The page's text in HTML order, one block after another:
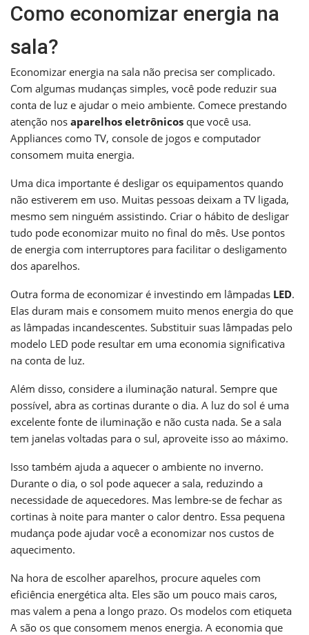
Como economizar energia na
sala?
Economizar energia na sala não precisa ser complicado.
Com algumas mudanças simples, você pode reduzir sua
conta de luz e ajudar o meio ambiente. Comece prestando
atenção nos aparelhos eletrônicos que você usa.
Appliances como TV, console de jogos e computador
consomem muita energia.
Uma dica importante é desligar os equipamentos quando
não estiverem em uso. Muitas pessoas deixam a TV ligada,
mesmo sem ninguém assistindo. Criar o hábito de desligar
tudo pode economizar muito no final do mês. Use pontos
de energia com interruptores para facilitar o desligamento
dos aparelhos.
Outra forma de economizar é investindo em lâmpadas LED.
Elas duram mais e consomem muito menos energia do que
as lâmpadas incandescentes. Substituir suas lâmpadas pelo
modelo LED pode resultar em uma economia significativa
na conta de luz.
Além disso, considere a iluminação natural. Sempre que
possível, abra as cortinas durante o dia. A luz do sol é uma
excelente fonte de iluminação e não custa nada. Se a sala
tem janelas voltadas para o sul, aproveite isso ao máximo.
Isso também ajuda a aquecer o ambiente no inverno.
Durante o dia, o sol pode aquecer a sala, reduzindo a
necessidade de aquecedores. Mas lembre-se de fechar as
cortinas à noite para manter o calor dentro. Essa pequena
mudança pode ajudar você a economizar nos custos de
aquecimento.
Na hora de escolher aparelhos, procure aqueles com
eficiência energética alta. Eles são um pouco mais caros,
mas valem a pena a longo prazo. Os modelos com etiqueta
A são os que consomem menos energia. A economia que